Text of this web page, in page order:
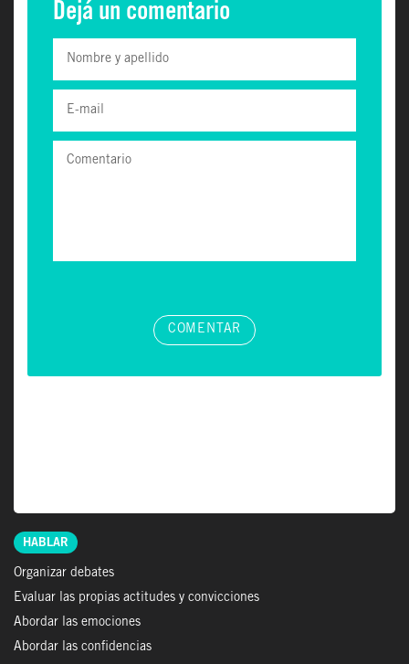
Dejá un comentario
HABLAR
Organizar debates
Evaluar las propias actitudes y convicciones
Abordar las emociones
Abordar las confidencias